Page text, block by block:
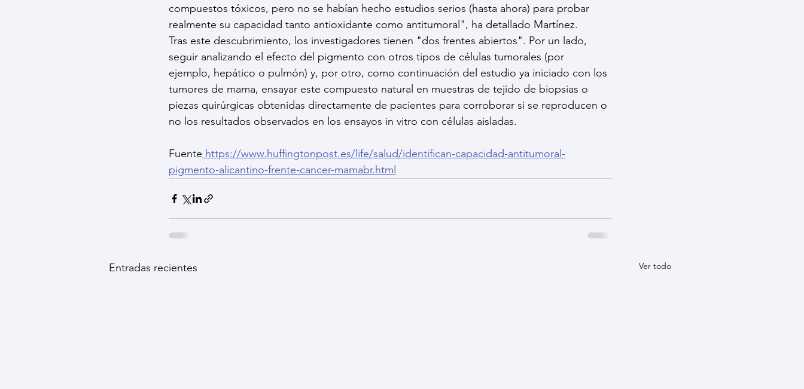
compuestos tóxicos, pero no se habían hecho estudios serios (hasta ahora) para probar
realmente su capacidad tanto antioxidante como antitumoral", ha detallado Martínez.
Tras este descubrimiento, los investigadores tienen "dos frentes abiertos". Por un lado,
seguir analizando el efecto del pigmento con otros tipos de células tumorales (por
ejemplo, hepático o pulmón) y, por otro, como continuación del estudio ya iniciado con los
tumores de mama, ensayar este compuesto natural en muestras de tejido de biopsias o
piezas quirúrgicas obtenidas directamente de pacientes para corroborar si se reproducen o
no los resultados observados en los ensayos in vitro con células aisladas.
Fuente https://www.huffingtonpost.es/life/salud/identifican-capacidad-antitumoral-
pigmento-alicantino-frente-cancer-mamabr.html
Entradas recientes Ver todo